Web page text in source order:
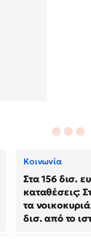
Κοινωνία
Στα 156 δισ.
καταθέσεις:
τα
δισ. από το